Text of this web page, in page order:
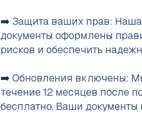
➡️ Защита ваших прав: Наша
документы оформлены
рисков и обеспечить
➡️ Обновления включены:
течение 12 месяцев после
бесплатно. Ваши документы